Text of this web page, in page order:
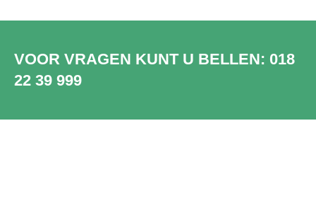
VOOR VRAGEN KUNT U BELLEN: 018
22 39 999